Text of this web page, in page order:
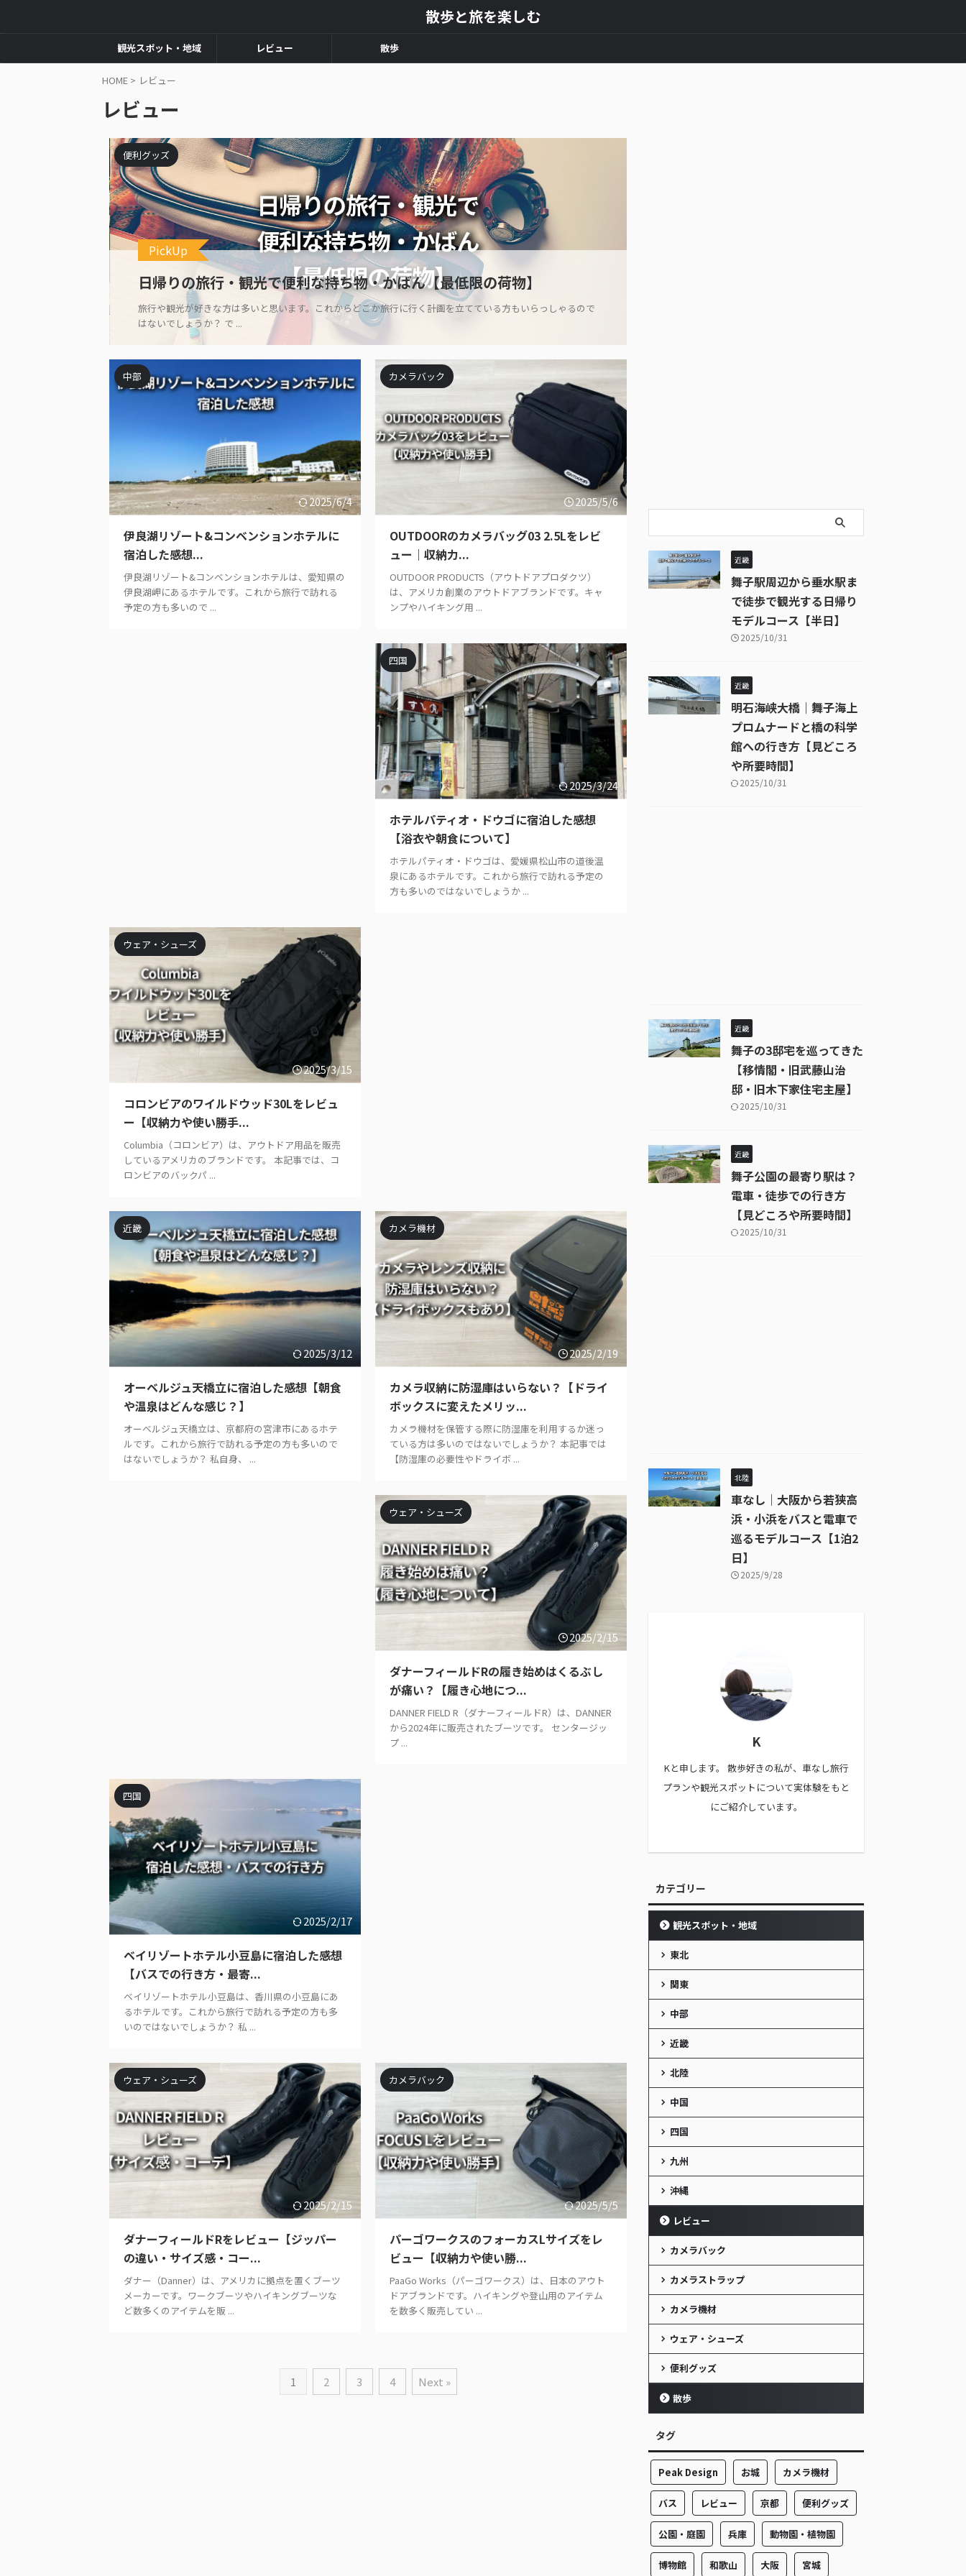
散歩と旅を楽しむ
観光スポット・地域 レビュー 散歩
HOME > レビュー
レビュー
便利グッズ
PickUp
日帰りの旅行・観光で便利な持ち物・かばん【最低限の荷物】
旅行や観光が好きな方は多いと思います。これからどこか旅行に行く計画を立てている方もいらっしゃるので
はないでしょうか？ で ...
2025/6/4
中部
伊良湖リゾート&コンベンションホテルに
宿泊した感想...
伊良湖リゾート&コンベンションホテルは、愛知県の
伊良湖岬にあるホテルです。これから旅行で訪れる
予定の方も多いので ...
2025/5/6
カメラバック
OUTDOORのカメラバッグ03 2.5Lをレビ
ュー｜収納力...
OUTDOOR PRODUCTS（アウトドアプロダクツ）
は、アメリカ創業のアウトドアブランドです。キャ
ンプやハイキング用 ...
2025/3/24
四国
ホテルパティオ・ドウゴに宿泊した感想
【浴衣や朝食について】
ホテルパティオ・ドウゴは、愛媛県松山市の道後温
泉にあるホテルです。これから旅行で訪れる予定の
方も多いのではないでしょうか ...
2025/3/15
ウェア・シューズ
コロンビアのワイルドウッド30Lをレビュ
ー【収納力や使い勝手...
Columbia（コロンビア）は、アウトドア用品を販売
しているアメリカのブランドです。 本記事では、コ
ロンビアのバックパ ...
2025/3/12
近畿
オーベルジュ天橋立に宿泊した感想【朝食
や温泉はどんな感じ？】
オーベルジュ天橋立は、京都府の宮津市にあるホテ
ルです。これから旅行で訪れる予定の方も多いので
はないでしょうか？ 私自身、 ...
2025/2/19
カメラ機材
カメラ収納に防湿庫はいらない？【ドライ
ボックスに変えたメリッ...
カメラ機材を保管する際に防湿庫を利用するか迷っ
ている方は多いのではないでしょうか？ 本記事では
【防湿庫の必要性やドライボ ...
2025/2/15
ウェア・シューズ
ダナーフィールドRの履き始めはくるぶし
が痛い？【履き心地につ...
DANNER FIELD R（ダナーフィールドR）は、DANNER
から2024年に販売されたブーツです。 センタージッ
プ ...
2025/2/17
四国
ベイリゾートホテル小豆島に宿泊した感想
【バスでの行き方・最寄...
ベイリゾートホテル小豆島は、香川県の小豆島にあ
るホテルです。これから旅行で訪れる予定の方も多
いのではないでしょうか？ 私 ...
2025/2/15
ウェア・シューズ
ダナーフィールドRをレビュー【ジッパー
の違い・サイズ感・コー...
ダナー（Danner）は、アメリカに拠点を置くブーツ
メーカーです。ワークブーツやハイキングブーツな
ど数多くのアイテムを販 ...
2025/5/5
カメラバック
パーゴワークスのフォーカスLサイズをレ
ビュー【収納力や使い勝...
PaaGo Works（パーゴワークス）は、日本のアウト
ドアブランドです。ハイキングや登山用のアイテム
を数多く販売してい ...
1 2 3 4 Next »
近畿
舞子駅周辺から垂水駅ま
で徒歩で観光する日帰り
モデルコース【半日】
2025/10/31
近畿
明石海峡大橋｜舞子海上
プロムナードと橋の科学
館への行き方【見どころ
や所要時間】
2025/10/31
近畿
舞子の3邸宅を巡ってきた
【移情閣・旧武藤山治
邸・旧木下家住宅主屋】
2025/10/31
近畿
舞子公園の最寄り駅は？
電車・徒歩での行き方
【見どころや所要時間】
2025/10/31
北陸
車なし｜大阪から若狭高
浜・小浜をバスと電車で
巡るモデルコース【1泊2
日】
2025/9/28
K
Kと申します。 散歩好きの私が、車なし旅行
プランや観光スポットについて実体験をもと
にご紹介しています。
カテゴリー
観光スポット・地域
東北
関東
中部
近畿
北陸
中国
四国
九州
沖縄
レビュー
カメラバック
カメラストラップ
カメラ機材
ウェア・シューズ
便利グッズ
散歩
タグ
Peak Design お城 カメラ機材
バス レビュー 京都 便利グッズ
公園・庭園 兵庫 動物園・植物園
博物館 和歌山 大阪 宮城